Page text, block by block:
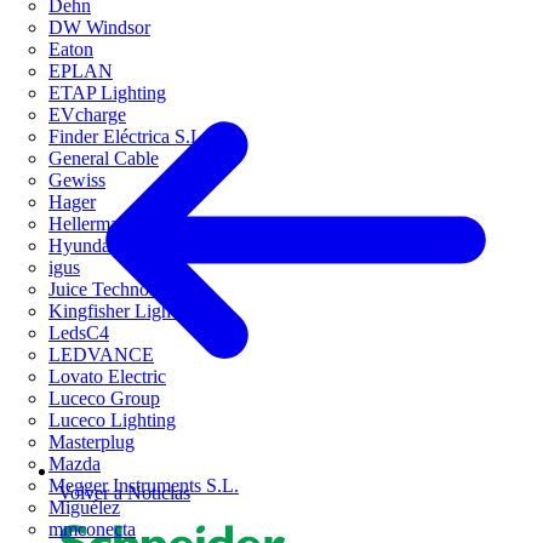
Dehn
DW Windsor
Eaton
EPLAN
ETAP Lighting
EVcharge
Finder Eléctrica S.L.U
General Cable
Gewiss
Hager
HellermannTyton
Hyundai Electric
igus
Juice Technology
Kingfisher Lighting
LedsC4
LEDVANCE
Lovato Electric
Luceco Group
Luceco Lighting
Masterplug
Mazda
Megger Instruments S.L.
Miguélez
mmconecta
Volver a Noticias